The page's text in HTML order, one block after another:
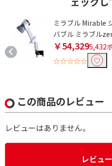
ミラブル Mirable
バブル ミラブル
￥54,3295,432
☆☆☆☆☆
この商品のレビュー
レビューはありません。
レビュ